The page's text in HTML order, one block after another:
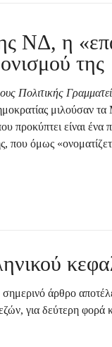
ΝΔ, η
της
Πολιτικής
μιλούσαν
προκύπτει είναι ένα
που όμως
άρθρο
για δεύτερη φορά